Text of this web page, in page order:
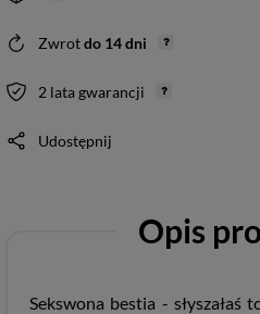
Zwrotdo 14dni
2 lata gwarancji
Udostępnij
Opis
Sekswona bestia - słyszałaś